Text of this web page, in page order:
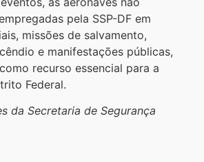
pela SSP-DF em
missões de salvamento,
e manifestações públicas,
recurso essencial para a
Federal.
da Secretaria de Segurança